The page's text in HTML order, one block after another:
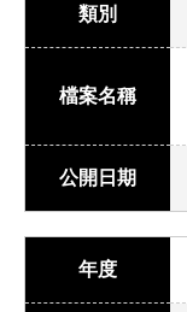
類別
檔案名稱
公開日期
年度